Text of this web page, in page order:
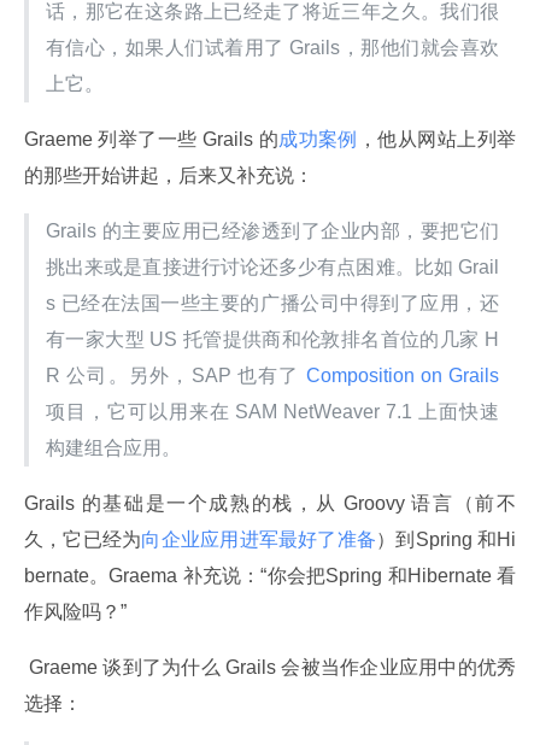
话，那它在这条路上已经走了将近三年之久。我们很
有信心，如果人们试着用了 Grails，那他们就会喜欢
上它。
Graeme 列举了一些 Grails 的成功案例
，他从网站上列举
的那些开始讲起，后来又补充说：
Grails 的主要应用已经渗透到了企业内部，要把它们
挑出来或是直接进行讨论还多少有点困难。比如 Grail
s 已经在法国一些主要的广播公司中得到了应用，还
有一家大型 US 托管提供商和伦敦排名首位的几家 H
R 公司。另外，SAP 也有了
项目，它可以用来在 SAM NetWeaver 7.1 上面快速
构建组合应用。
Grails 的基础是一个成熟的栈，从 Groovy 语言（前不
久，它已经为向企业应用进军最好了准备）到Spring 和Hi
bernate。Graema 补充说：“你会把Spring 和Hibernate 看
作风险吗？”
Graeme 谈到了为什么 Grails 会被当作企业应用中的优秀
选择：